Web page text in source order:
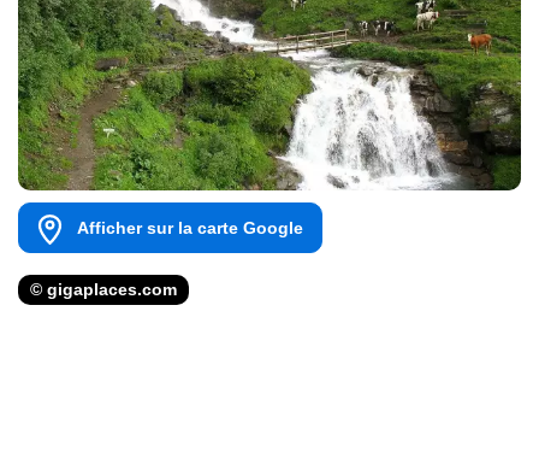
Afficher sur la carte Google
© gigaplaces.com